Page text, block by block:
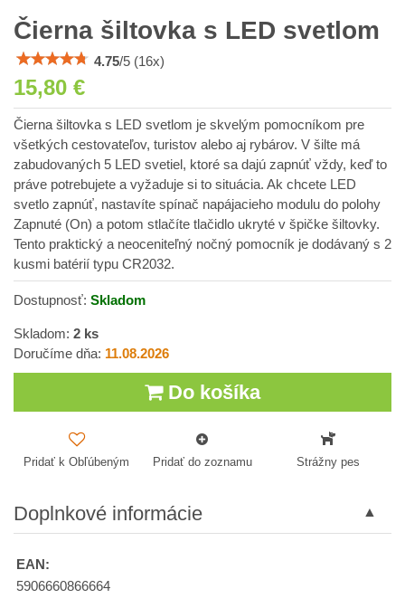
Čierna šiltovka s LED svetlom
4.75/5 (16x)
15,80 €
Čierna šiltovka s LED svetlom je skvelým pomocníkom pre
všetkých cestovateľov, turistov alebo aj rybárov. V šilte má
zabudovaných 5 LED svetiel, ktoré sa dajú zapnúť vždy, keď to
práve potrebujete a vyžaduje si to situácia. Ak chcete LED
svetlo zapnúť, nastavíte spínač napájacieho modulu do polohy
Zapnuté (On) a potom stlačíte tlačidlo ukryté v špičke šiltovky.
Tento praktický a neoceniteľný nočný pomocník je dodávaný s 2
kusmi batérií typu CR2032.
Dostupnosť: Skladom
Skladom: 2 ks
Doručíme dňa: 11.08.2026
Do košíka
Pridať k Obľúbeným Pridať do zoznamu Strážny pes
Doplnkové informácie
EAN:
5906660866664